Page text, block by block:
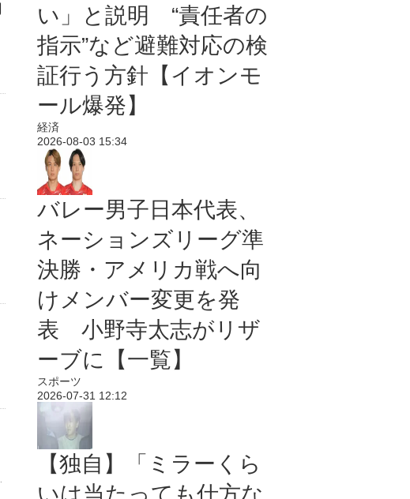
い」と説明 “責任者の
指示”など避難対応の検
証行う方針【イオンモ
ール爆発】
経済
2026-08-03 15:34
バレー男子日本代表、
ネーションズリーグ準
決勝・アメリカ戦へ向
けメンバー変更を発
表 小野寺太志がリザ
ーブに【一覧】
スポーツ
2026-07-31 12:12
【独自】「ミラーくら
いは当たっても仕方な